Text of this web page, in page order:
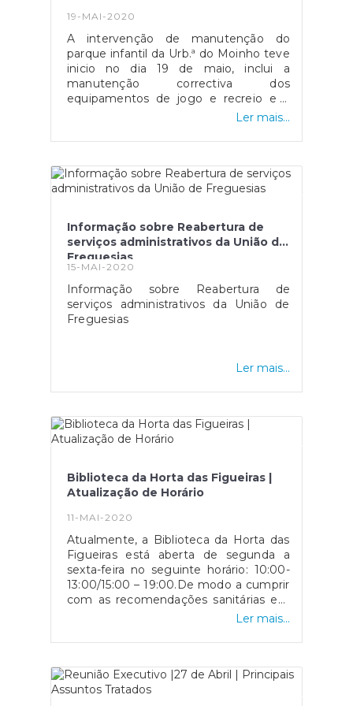
19-MAI-2020
A intervenção de manutenção do
parque infantil da Urb.ª do Moinho teve
inicio no dia 19 de maio, inclui a
manutenção correctiva dos
equipamentos de jogo e recreio e a
substituição do pavimento que se
investimento de 9 707.30 + IVA. De
execução, a intervenção deverá ter um
prazo de execução de 15 dias.A União
de todos para os eventuais incómodos
decorrentes da realização dos
trabalhos.
Ler mais...
Informação sobre Reabertura de
serviços administrativos da União de
Freguesias
15-MAI-2020
Informação sobre Reabertura de
serviços administrativos da União de
Freguesias
Ler mais...
Biblioteca da Horta das Figueiras |
Atualização de Horário
11-MAI-2020
Atualmente, a Biblioteca da Horta das
Figueiras está aberta de segunda a
sexta-feira no seguinte horário: 10:00-
13:00/15:00 – 19:00.De modo a cumprir
com as recomendações sanitárias em
vigor, os leitores serão atendidos um
porta lateral do edifício da UFMHF. Os
domiciliários e fazer as respetivas
devoluções, sendo que os livros
Ler mais...